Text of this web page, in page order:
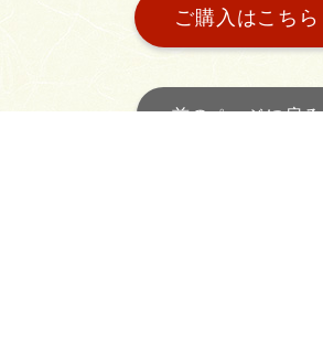
ご購入はこちら
前のページに戻る